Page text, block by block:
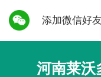
添加微信好
河南莱沃